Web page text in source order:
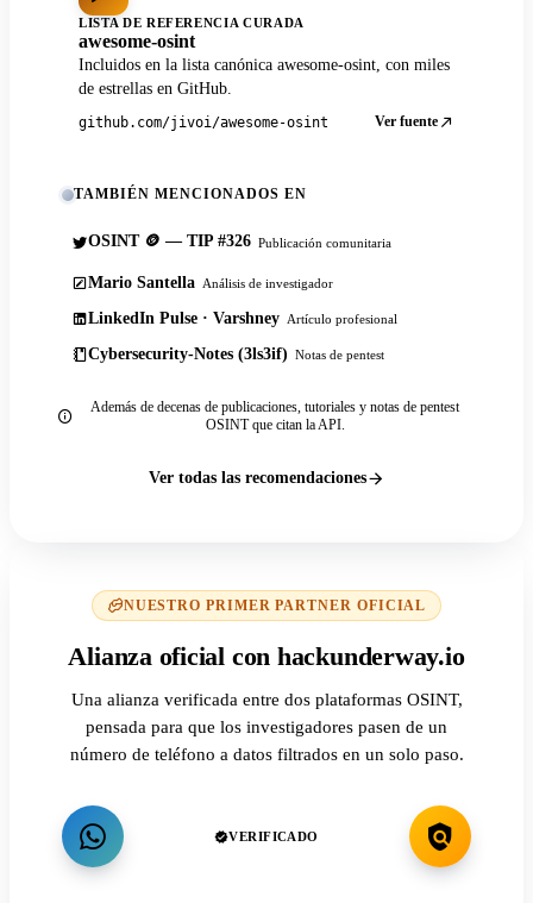
LISTA DE REFERENCIA CURADA
awesome-osint
Incluidos en la lista canónica awesome-osint, con miles
de estrellas en GitHub.
github.com/jivoi/awesome-osint Ver fuente
TAMBIÉN MENCIONADOS EN
OSINT 🪙 — TIP #326 Publicación comunitaria
Mario Santella Análisis de investigador
LinkedIn Pulse · Varshney Artículo profesional
Cybersecurity-Notes (3ls3if) Notas de pentest
Además de decenas de publicaciones, tutoriales y notas de pentest
OSINT que citan la API.
Ver todas las recomendaciones
NUESTRO PRIMER PARTNER OFICIAL
Alianza oficial con hackunderway.io
Una alianza verificada entre dos plataformas OSINT,
pensada para que los investigadores pasen de un
número de teléfono a datos filtrados en un solo paso.
VERIFICADO